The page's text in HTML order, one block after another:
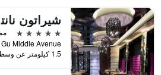
5 نجوم
1.5 كيلومتر عن وسط المدينة